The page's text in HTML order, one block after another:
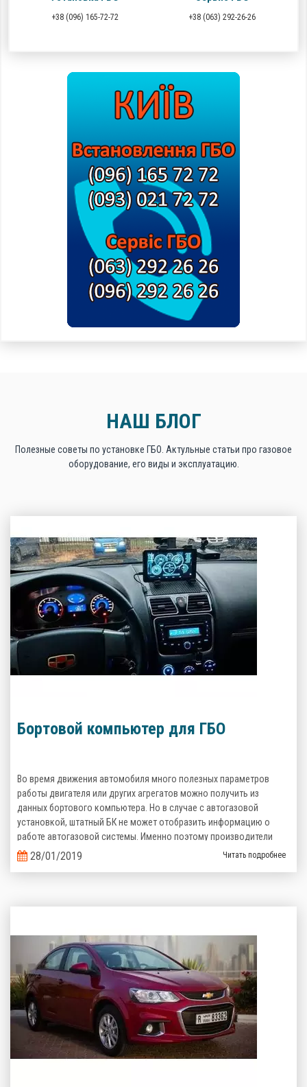
+38 (096) 165-72-72 +38 (063) 292-26-26
НАШ БЛОГ
Полезные советы по установке ГБО. Актульные статьи про газовое
оборудование, его виды и эксплуатацию.
Бортовой компьютер для ГБО
Во время движения автомобиля много полезных параметров
работы двигателя или других агрегатов можно получить из
данных бортового компьютера. Но в случае с автогазовой
установкой, штатный БК не может отобразить информацию о
работе автогазовой системы. Именно поэтому производители
газобаллонного оборудования предлагают альтернативные
варианты.
28/01/2019 Читать подробнее